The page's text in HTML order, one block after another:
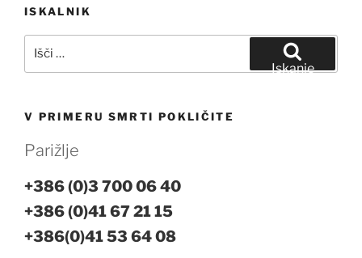
ISKALNIK
Iskanje
V PRIMERU SMRTI POKLIČITE
Parižlje
+386 (0)3 700 06 40
+386 (0)41 67 21 15
+386(0)41 53 64 08